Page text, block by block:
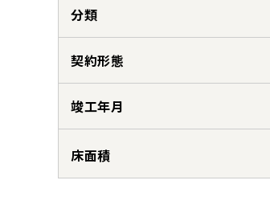
分類
契約形態
竣工年月
床面積